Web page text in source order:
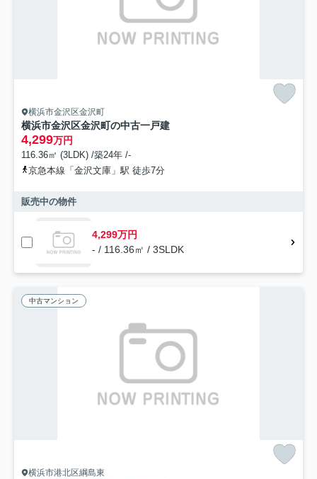
横浜市金沢区金沢町
横浜市金沢区金沢町の中古一戸建
4,299万円
116.36㎡ (3LDK) /築24年 /-
京急本線「金沢文庫」駅 徒歩7分
販売中の物件
4,299万円
- / 116.36㎡ / 3SLDK
中古マンション
横浜市港北区綱島東